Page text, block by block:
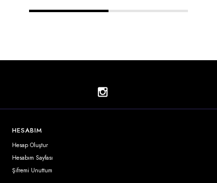
1 2
HESABIM
Hesap Oluştur
Hesabım Sayfası
Şifremi Unuttum